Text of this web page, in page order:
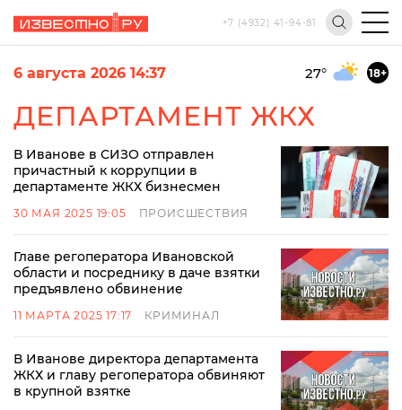
+7 (4932) 41-94-81
6 августа 2026 14:37 27° 18+
ДЕПАРТАМЕНТ ЖКХ
В Иванове в СИЗО отправлен
причастный к коррупции в
департаменте ЖКХ бизнесмен
30 МАЯ 2025 19:05 ПРОИСШЕСТВИЯ
Главе регоператора Ивановской
области и посреднику в даче взятки
предъявлено обвинение
11 МАРТА 2025 17:17 КРИМИНАЛ
В Иванове директора департамента
ЖКХ и главу регоператора обвиняют
в крупной взятке